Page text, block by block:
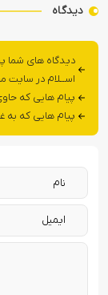
دیدگاه
دیدگاه های شما
اســلام در
پیام هایی که
پیام هایی که به